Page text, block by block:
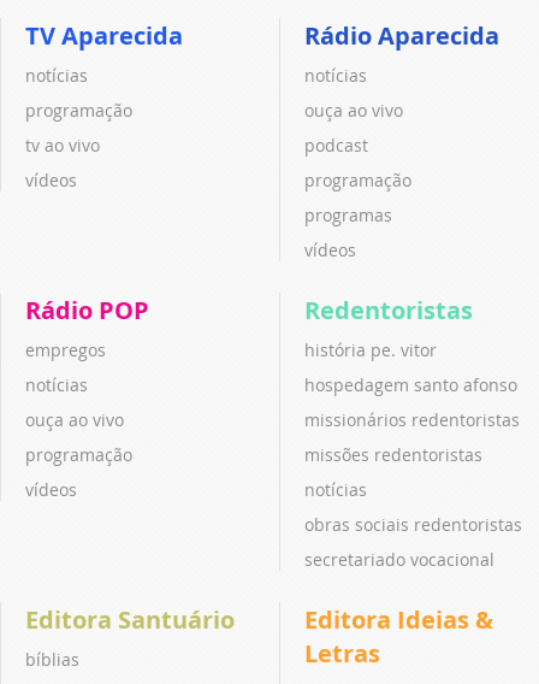
TV Aparecida
notícias
programação
tv ao vivo
vídeos
Rádio Aparecida
notícias
ouça ao vivo
podcast
programação
programas
vídeos
Rádio POP
empregos
notícias
ouça ao vivo
programação
vídeos
Redentoristas
história pe. vitor
hospedagem santo afonso
missionários redentoristas
missões redentoristas
notícias
obras sociais redentoristas
secretariado vocacional
Editora Santuário
bíblias
Editora Ideias &
Letras